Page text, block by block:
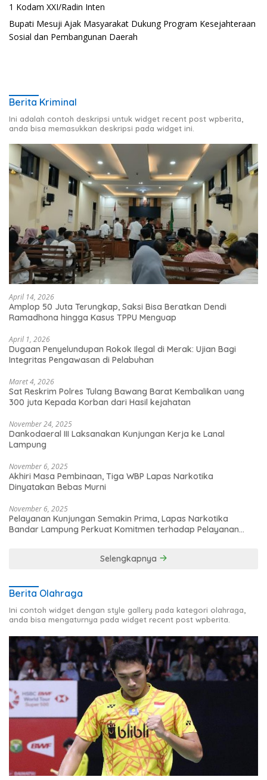
1 Kodam XXI/Radin Inten
Bupati Mesuji Ajak Masyarakat Dukung Program Kesejahteraan
Sosial dan Pembangunan Daerah
Berita Kriminal
Ini adalah contoh deskripsi untuk widget recent post wpberita,
anda bisa memasukkan deskripsi pada widget ini.
April 14, 2026
Amplop 50 Juta Terungkap, Saksi Bisa Beratkan Dendi
Ramadhona hingga Kasus TPPU Menguap
April 1, 2026
Dugaan Penyelundupan Rokok Ilegal di Merak: Ujian Bagi
Integritas Pengawasan di Pelabuhan
Maret 4, 2026
Sat Reskrim Polres Tulang Bawang Barat Kembalikan uang
300 juta Kepada Korban dari Hasil kejahatan
November 24, 2025
Dankodaeral III Laksanakan Kunjungan Kerja ke Lanal
Lampung
November 6, 2025
Akhiri Masa Pembinaan, Tiga WBP Lapas Narkotika
Dinyatakan Bebas Murni
November 6, 2025
Pelayanan Kunjungan Semakin Prima, Lapas Narkotika
Bandar Lampung Perkuat Komitmen terhadap Pelayanan
Selengkapnya
Berita Olahraga
Ini contoh widget dengan style gallery pada kategori olahraga,
anda bisa mengaturnya pada widget recent post wpberita.